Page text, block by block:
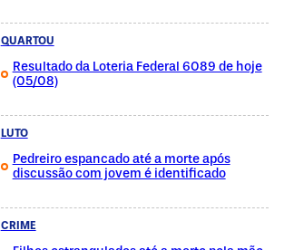
QUARTOU
Resultado da Loteria Federal 6089 de hoje
(05/08)
LUTO
Pedreiro espancado até a morte após
discussão com jovem é identificado
CRIME